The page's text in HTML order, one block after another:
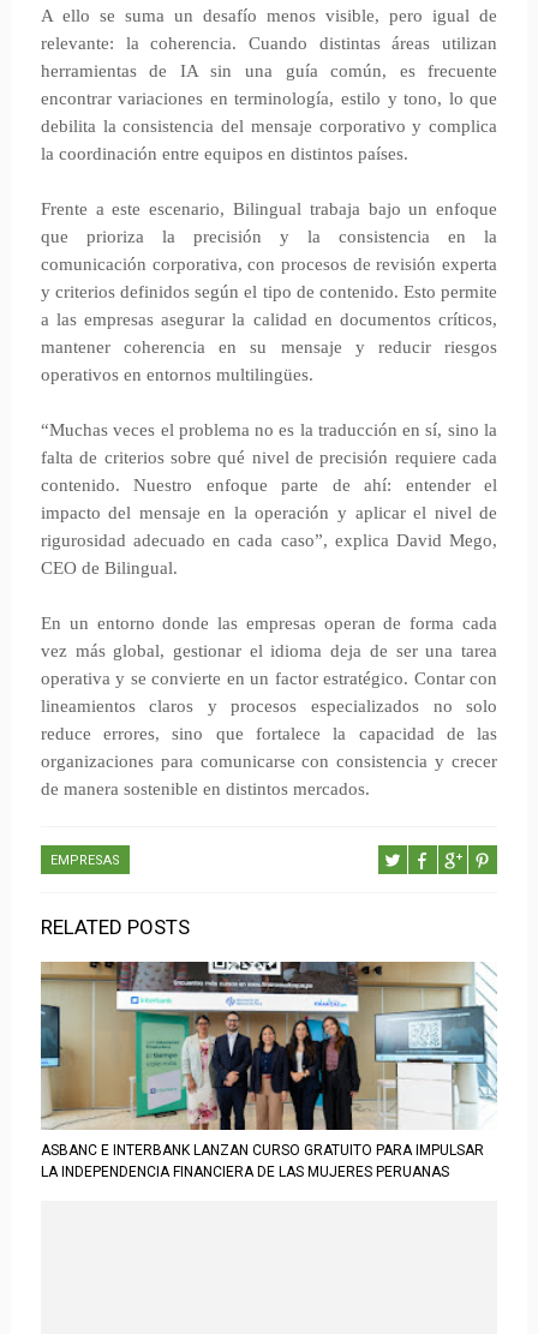
A ello se suma un desafío menos visible, pero igual de
relevante: la coherencia. Cuando distintas áreas utilizan
herramientas de IA sin una guía común, es frecuente
encontrar variaciones en terminología, estilo y tono, lo que
debilita la consistencia del mensaje corporativo y complica
la coordinación entre equipos en distintos países.
Frente a este escenario, Bilingual trabaja bajo un enfoque
que prioriza la precisión y la consistencia en la
comunicación corporativa, con procesos de revisión experta
y criterios definidos según el tipo de contenido. Esto permite
a las empresas asegurar la calidad en documentos críticos,
mantener coherencia en su mensaje y reducir riesgos
operativos en entornos multilingües.
“Muchas veces el problema no es la traducción en sí, sino la
falta de criterios sobre qué nivel de precisión requiere cada
contenido. Nuestro enfoque parte de ahí: entender el
impacto del mensaje en la operación y aplicar el nivel de
rigurosidad adecuado en cada caso”, explica David Mego,
CEO de Bilingual.
En un entorno donde las empresas operan de forma cada
vez más global, gestionar el idioma deja de ser una tarea
operativa y se convierte en un factor estratégico. Contar con
lineamientos claros y procesos especializados no solo
reduce errores, sino que fortalece la capacidad de las
organizaciones para comunicarse con consistencia y crecer
de manera sostenible en distintos mercados.
EMPRESAS
RELATED POSTS
ASBANC E INTERBANK LANZAN CURSO GRATUITO PARA IMPULSAR
LA INDEPENDENCIA FINANCIERA DE LAS MUJERES PERUANAS